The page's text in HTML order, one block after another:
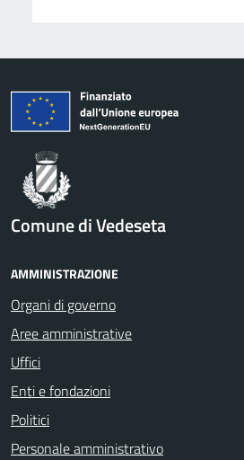
Comune di Vedeseta
AMMINISTRAZIONE
Organi di governo
Aree amministrative
Uffici
Enti e fondazioni
Politici
Personale amministrativo